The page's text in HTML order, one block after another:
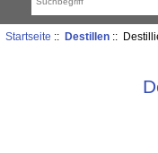
Startseite :: Destillen::